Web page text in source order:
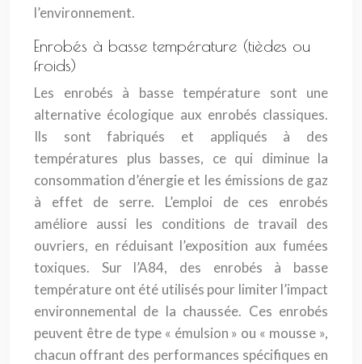
l’environnement.
Enrobés à basse température (tièdes ou
froids)
Les enrobés à basse température sont une
alternative écologique aux enrobés classiques.
Ils sont fabriqués et appliqués à des
températures plus basses, ce qui diminue la
consommation d’énergie et les émissions de gaz
à effet de serre. L’emploi de ces enrobés
améliore aussi les conditions de travail des
ouvriers, en réduisant l’exposition aux fumées
toxiques. Sur l’A84, des enrobés à basse
température ont été utilisés pour limiter l’impact
environnemental de la chaussée. Ces enrobés
peuvent être de type « émulsion » ou « mousse »,
chacun offrant des performances spécifiques en